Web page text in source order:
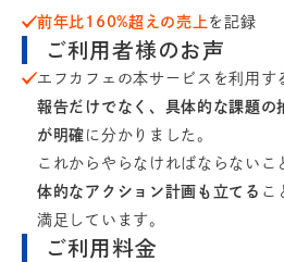
前年比160%超えの売上 を記録
ご利用者様のお声
エフカフェの本サービスを利用す
報告だけでなく、具体的な課題の
が明確 に分かりました。
これからやらなければならないこ
体的なアクション計画も立てる こ
満足しています。
ご利用料金